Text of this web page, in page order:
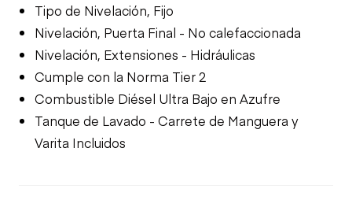
Tipo de Nivelación, Fijo
Nivelación, Puerta Final - No calefaccionada
Nivelación, Extensiones - Hidráulicas
Cumple con la Norma Tier 2
Combustible Diésel Ultra Bajo en Azufre
Tanque de Lavado - Carrete de Manguera y
Varita Incluidos